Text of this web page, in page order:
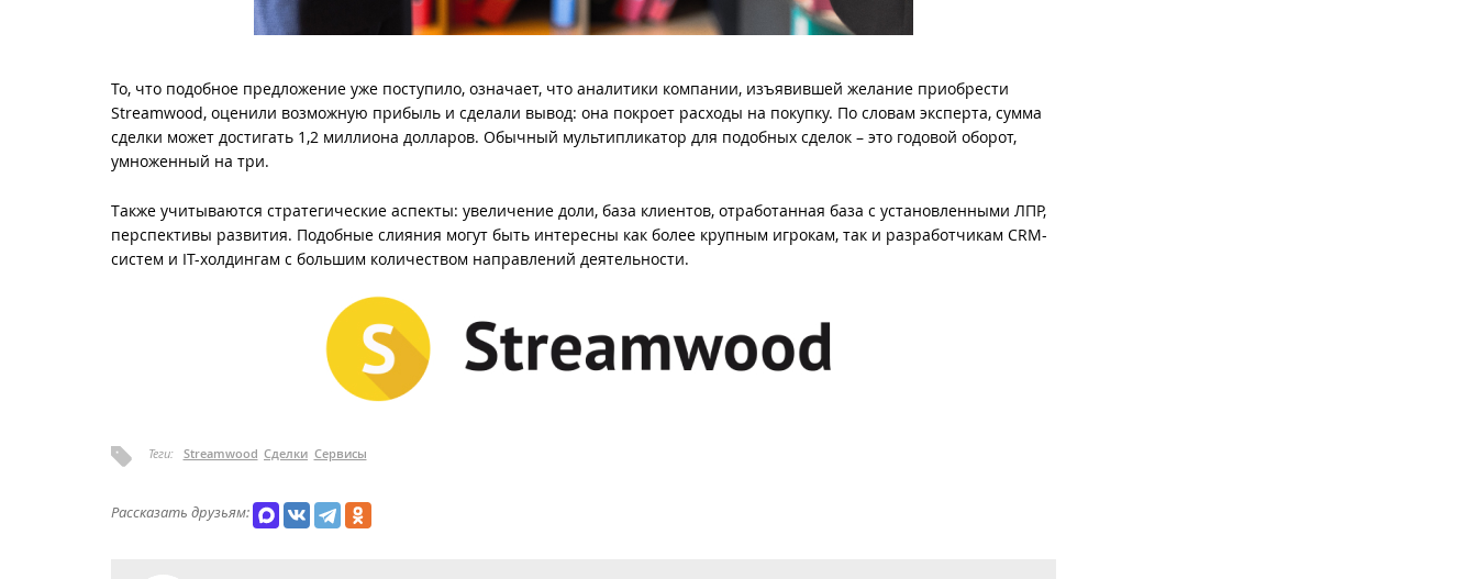
То, что подобное предложение уже поступило, означает, что аналитики компании, изъявившей желание приобрести
Streamwood, оценили возможную прибыль и сделали вывод: она покроет расходы на покупку. По словам эксперта, сумма
сделки может достигать 1,2 миллиона долларов. Обычный мультипликатор для подобных сделок – это годовой оборот,
умноженный на три.
Также учитываются стратегические аспекты: увеличение доли, база клиентов, отработанная база с установленными ЛПР,
перспективы развития. Подобные слияния могут быть интересны как более крупным игрокам, так и разработчикам CRM-
систем и IT-холдингам с большим количеством направлений деятельности.
Теги: Streamwood Сделки Сервисы
Рассказать друзьям: